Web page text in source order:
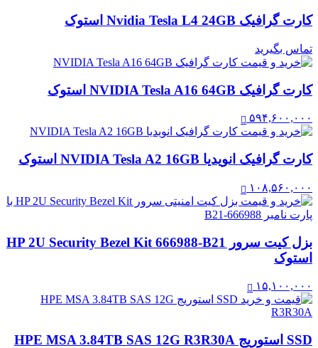
کارت گرافیک Nvidia Tesla L4 24GB استوک
تماس بگیرید
کارت گرافیک NVIDIA Tesla A16 64GB استوک
۵۹۴,۶۰۰,۰۰۰
کارت گرافیک انویدیا NVIDIA Tesla A2 16GB استوک
۱۰۸,۵۶۰,۰۰۰
بزل کیت سرور HP 2U Security Bezel Kit 666988-B21
استوک
۱۵,۱۰۰,۰۰۰
SSD استوریج HPE MSA 3.84TB SAS 12G R3R30A